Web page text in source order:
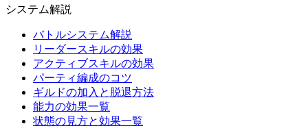
システム解説
バトルシステム解説
リーダースキルの効果
アクティブスキルの効果
パーティ編成のコツ
ギルドの加入と脱退方法
能力の効果一覧
状態の見方と効果一覧